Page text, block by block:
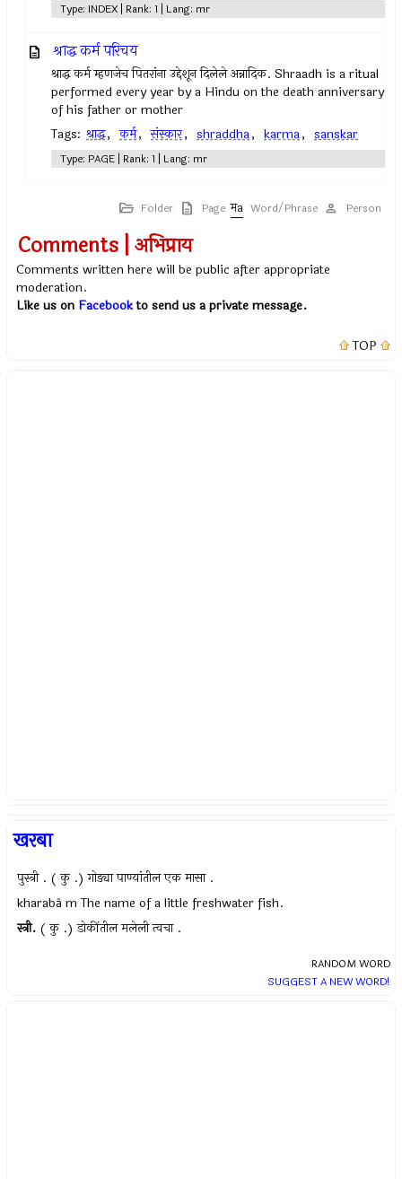
Type: INDEX | Rank: 1 | Lang: mr
श्राद्ध कर्म परिचय
श्राद्ध कर्म म्हणजेच पितरांना उद्देशून दिलेले अन्नादिक. Shraadh is a ritual
performed every year by a Hindu on the death anniversary
of his father or mother
Tags: श्राद्ध, कर्म, संस्कार, shraddha, karma, sanskar
Type: PAGE | Rank: 1 | Lang: mr
Folder Page Word/Phrase Person
Comments | अभिप्राय
Comments written here will be public after appropriate
moderation.
Like us on Facebookto send us a private message.
TOP
खरबा
पुस्त्री . ( कु .) गोड्या पाण्यांतील एक मासा .
kharabā m The name of a little freshwater fish.
स्त्री. ( कु .) डोकींतील मलेली त्वचा .
RANDOM WORD
SUGGEST A NEW WORD!